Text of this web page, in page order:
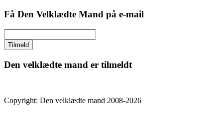
Få Den Velklædte Mand på e-mail
Den velklædte mand er tilmeldt
Copyright: Den velklædte mand 2008-2026